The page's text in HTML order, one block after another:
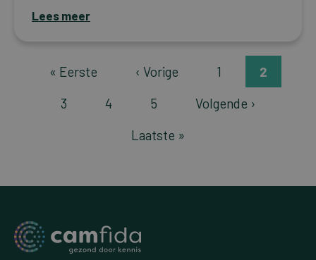
Lees meer
Paginering
Eerste
« Eerste
Vorige
‹ Vorige Page
1 Page
2
Page
3 Page
4 Page
5
Volgende
Volgende ›
Laatste
Laatste »